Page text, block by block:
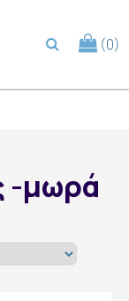
(0)
-μωρά